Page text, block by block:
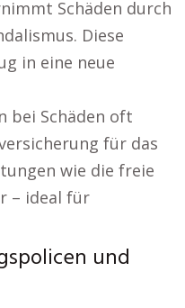
Schäden durch
Diese
in eine neue
bei Schäden oft
für das
wie die freie
– ideal für
und